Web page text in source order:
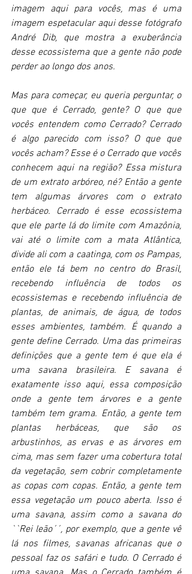
imagem aqui para vocês, mas é uma
imagem espetacular aqui desse fotógrafo
André Dib, que mostra a exuberância
desse ecossistema que a gente não pode
perder ao longo dos anos.
Mas para começar, eu queria perguntar, o
que que é Cerrado, gente? O que que
vocês entendem como Cerrado? Cerrado
é algo parecido com isso? O que que
vocês acham? Esse é o Cerrado que vocês
conhecem aqui na região? Essa mistura
de um extrato arbóreo, né? Então a gente
tem algumas árvores com o extrato
herbáceo. Cerrado é esse ecossistema
que ele parte lá do limite com Amazônia,
vai até o limite com a mata Atlântica,
divide ali com a caatinga, com os Pampas,
então ele tá bem no centro do Brasil,
recebendo influência de todos os
ecossistemas e recebendo influência de
plantas, de animais, de água, de todos
esses ambientes, também. É quando a
gente define Cerrado. Uma das primeiras
definições que a gente tem é que ela é
uma savana brasileira. E savana é
exatamente isso aqui, essa composição
onde a gente tem árvores e a gente
também tem grama. Então, a gente tem
plantas herbáceas, que são os
arbustinhos, as ervas e as árvores em
cima, mas sem fazer uma cobertura total
da vegetação, sem cobrir completamente
as copas com copas. Então, a gente tem
essa vegetação um pouco aberta. Isso é
uma savana, assim como a savana do
``Rei leão´´, por exemplo, que a gente vê
lá nos filmes, savanas africanas que o
pessoal faz os safári e tudo. O Cerrado é
uma savana. Mas o Cerrado também é